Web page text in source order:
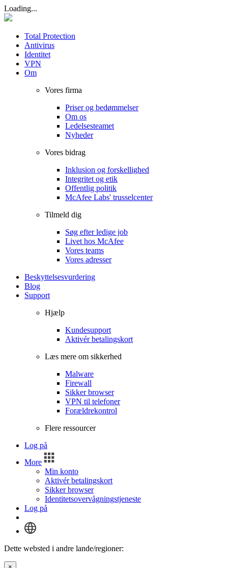
Loading...
Total Protection
Antivirus
Identitet
VPN
Om
Vores firma
Priser og bedømmelser
Om os
Ledelsesteamet
Nyheder
Vores bidrag
Inklusion og forskellighed
Integritet og etik
Offentlig politik
McAfee Labs' trusselcenter
Tilmeld dig
Søg efter ledige job
Livet hos McAfee
Vores teams
Vores adresser
Beskyttelsesvurdering
Blog
Support
Hjælp
Kundesupport
Aktivér betalingskort
Læs mere om sikkerhed
Malware
Firewall
Sikker browser
VPN til telefoner
Forældrekontrol
Flere ressourcer
Log på
More
Min konto
Aktivér betalingskort
Sikker browser
Identitetsovervågningstjeneste
Log på
Dette websted i andre lande/regioner: